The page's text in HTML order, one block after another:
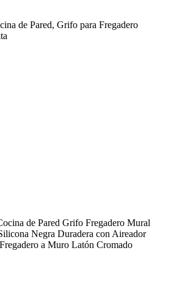
de Pared, Grifo para Fregadero
de Pared Grifo Fregadero Mural
Negra Duradera con Aireador
a Muro Latón Cromado